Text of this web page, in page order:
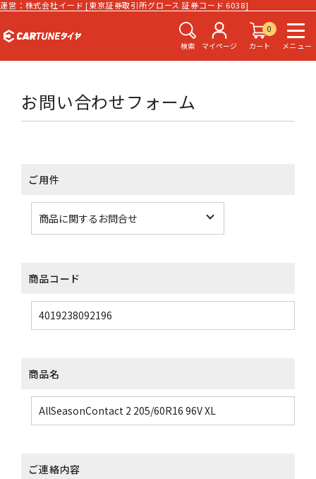
運営：株式会社イード [東京証券取引所グロース 証券コード 6038]
検索 マイページ
0
カート
メニュー
お問い合わせフォーム
ご用件
商品コード
商品名
ご連絡内容